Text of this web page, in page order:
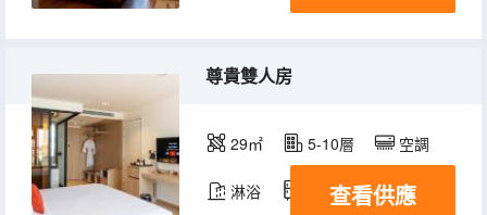
尊貴雙人房
29㎡ 5-10層 空調
淋浴 冰箱查看供應